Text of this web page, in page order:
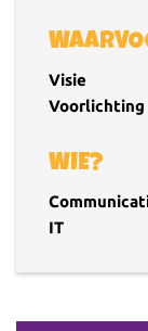
Visie
Voorlichting
WIE?
IT